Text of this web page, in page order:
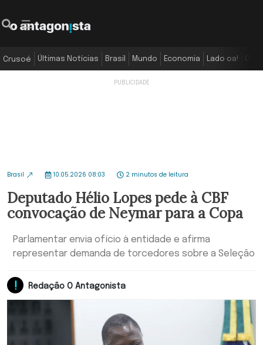
Crusoé Últimas Notícias Brasil Mundo Economia Lado oa!
Brasil 10.05.2026 08:03 2 minutos de leitura
Deputado Hélio Lopes pede à CBF
convocação de Neymar para a Copa
Parlamentar envia ofício à entidade e afirma
representar demanda de torcedores sobre a Seleção
Redação O Antagonista